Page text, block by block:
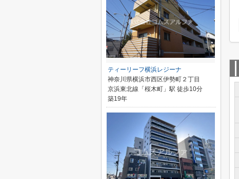
ティーリーフ横浜レジーナ
神奈川県横浜市西区伊勢町２丁目
京浜東北線「桜木町」駅 徒歩10分
築19年